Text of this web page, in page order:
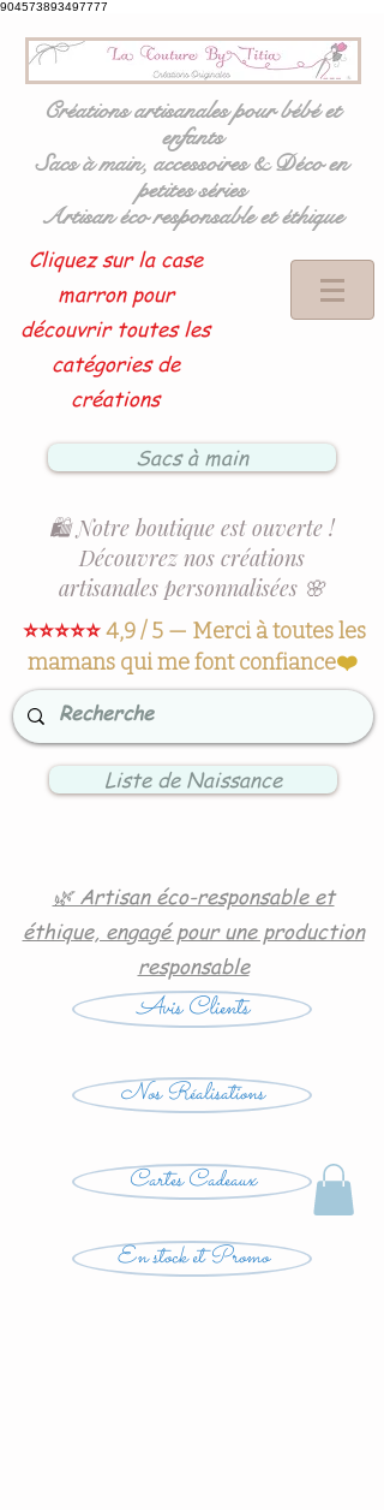
904573893497777
Créations artisanales pour bébé et
enfants
Sacs à main, accessoires & Déco en
petites séries
Artisan éco responsable et éthique
Cliquez sur la case
marron pour
découvrir toutes les
catégories de
créations
Sacs à main
🛍️ Notre boutique est ouverte !
Découvrez nos créations
artisanales personnalisées 🌸
⭐⭐⭐⭐⭐4,9 / 5 — Merci à toutes les
mamans qui me font confiance❤️
Liste de Naissance
🌿 Artisan éco-responsable et
éthique, engagé pour une production
responsable
Avis Clients
Nos Réalisations
Cartes Cadeaux
En stock et Promo